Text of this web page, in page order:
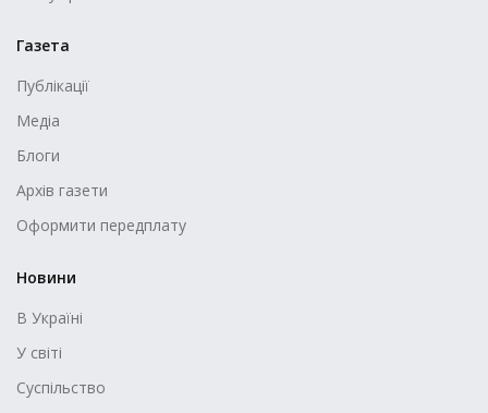
Газета
Публікації
Медіа
Блоги
Архів газети
Оформити передплату
Новини
В Україні
У світі
Суспільство